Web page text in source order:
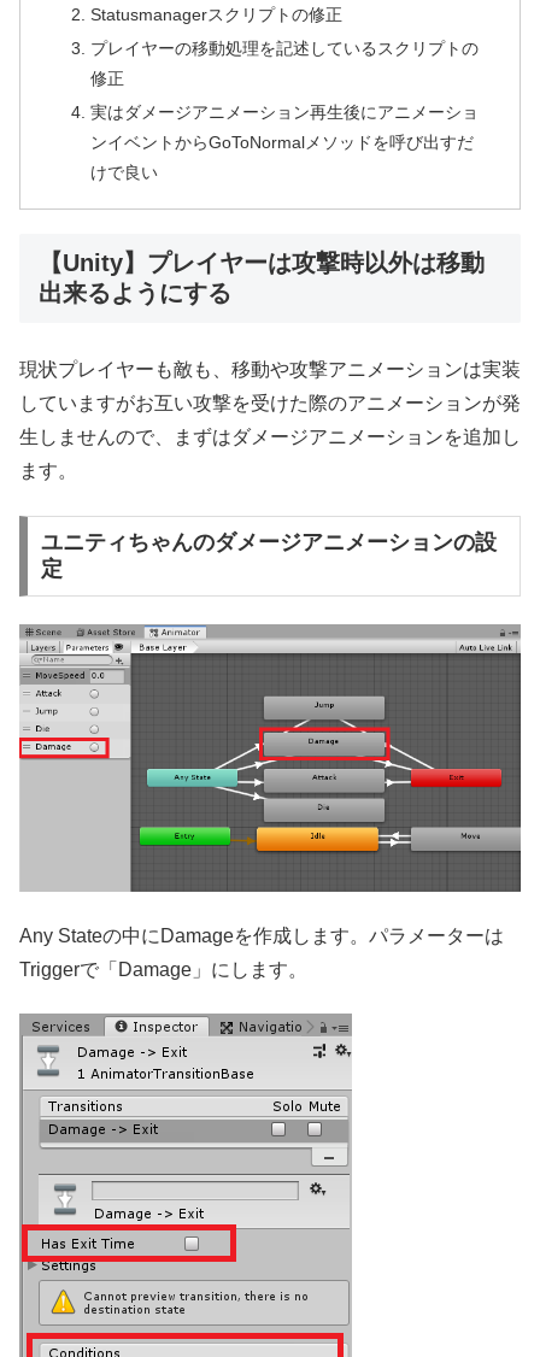
Statusmanagerスクリプトの修正
プレイヤーの移動処理を記述しているスクリプトの
修正
実はダメージアニメーション再生後にアニメーショ
ンイベントからGoToNormalメソッドを呼び出すだ
けで良い
【Unity】プレイヤーは攻撃時以外は移動
出来るようにする
現状プレイヤーも敵も、移動や攻撃アニメーションは実装
していますがお互い攻撃を受けた際のアニメーションが発
生しませんので、まずはダメージアニメーションを追加し
ます。
ユニティちゃんのダメージアニメーションの設
定
Any Stateの中にDamageを作成します。パラメーターは
Triggerで「Damage」にします。